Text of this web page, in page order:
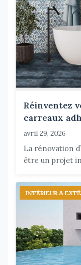
Réinventez
carreaux
avril 29, 2026
La rénovation
être un projet
INTÉRIEUR &